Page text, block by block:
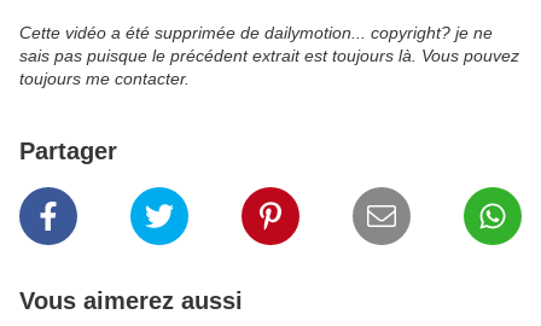
Cette vidéo a été supprimée de dailymotion... copyright? je ne
sais pas puisque le précédent extrait est toujours là. Vous pouvez
toujours me contacter.
Partager
Vous aimerez aussi